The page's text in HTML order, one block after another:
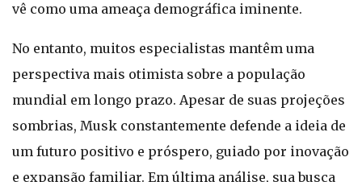
vê como uma ameaça demográfica iminente.
No entanto, muitos especialistas mantêm uma
perspectiva mais otimista sobre a população
mundial em longo prazo. Apesar de suas projeções
sombrias, Musk constantemente defende a ideia de
um futuro positivo e próspero, guiado por inovação
e expansão familiar. Em última análise, sua busca